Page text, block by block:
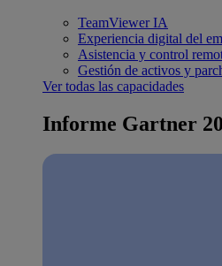
TeamViewer IA
Experiencia digital del
Asistencia y control
Gestión de activos y
Ver todas las capacidades
Informe Gartner